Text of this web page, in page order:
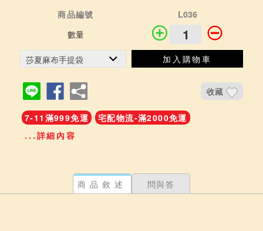
商品編號
L036
數量
加入購物車
收藏
7-11滿999免運
宅配物流-滿2000免運
...詳細內容
商品敘述 問與答